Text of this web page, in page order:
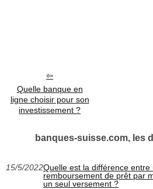
Quelle banque en
ligne choisir pour son
investissement ?
banques-suisse.com, les
15/5/2022Quelle est la différence entre
remboursement de prêt par
un seul versement ?